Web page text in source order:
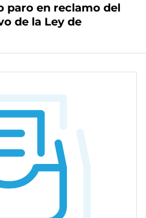
paro en reclamo del
de la Ley de